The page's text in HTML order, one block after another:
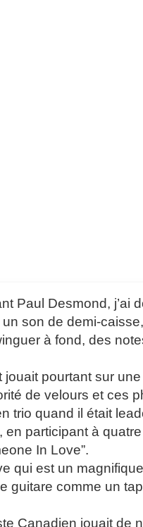
Paul Desmond, j’ai
un son de demi-
à fond, des
jouait pourtant sur
de velours et ces
trio quand il était
en participant à quatre
In Love”.
qui est un
guitare comme un
Canadien jouait de